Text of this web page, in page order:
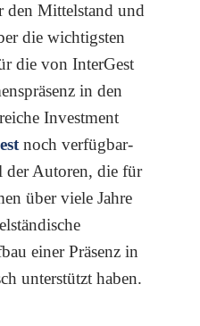
den Mittelstand und
die wichtigsten
die von InterGest
in den
Investment
noch verfügbar-
der Autoren, die für
über viele Jahre
einer Präsenz in
unterstützt haben.